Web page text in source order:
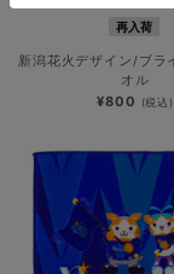
再入荷
新潟花火デザイン/ブラ
オル
¥800 (税込)